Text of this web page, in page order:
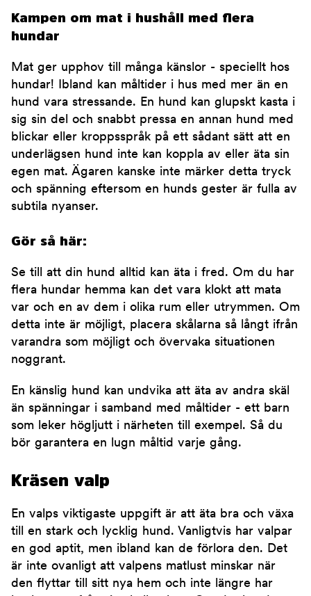
Kampen om mat i hushåll med flera
hundar
Mat ger upphov till många känslor - speciellt hos
hundar! Ibland kan måltider i hus med mer än en
hund vara stressande. En hund kan glupskt kasta i
sig sin del och snabbt pressa en annan hund med
blickar eller kroppsspråk på ett sådant sätt att en
underlägsen hund inte kan koppla av eller äta sin
egen mat. Ägaren kanske inte märker detta tryck
och spänning eftersom en hunds gester är fulla av
subtila nyanser.
Gör så här:
Se till att din hund alltid kan äta i fred. Om du har
flera hundar hemma kan det vara klokt att mata
var och en av dem i olika rum eller utrymmen. Om
detta inte är möjligt, placera skålarna så långt ifrån
varandra som möjligt och övervaka situationen
noggrant.
En känslig hund kan undvika att äta av andra skäl
än spänningar i samband med måltider - ett barn
som leker högljutt i närheten till exempel. Så du
bör garantera en lugn måltid varje gång.
Kräsen valp
En valps viktigaste uppgift är att äta bra och växa
till en stark och lycklig hund. Vanligtvis har valpar
en god aptit, men ibland kan de förlora den. Det
är inte ovanligt att valpens matlust minskar när
den flyttar till sitt nya hem och inte längre har